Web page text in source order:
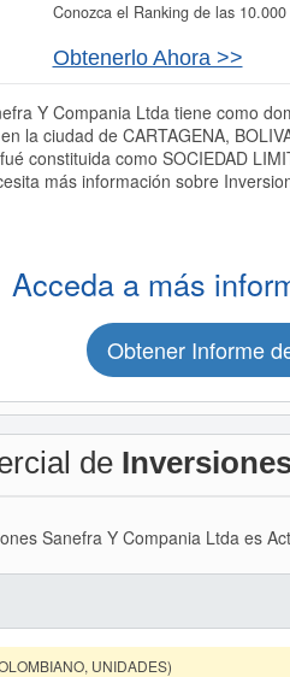
Conozca el Ranking de las
Obtenerlo Ahora >>
Y Compania Ltda tiene como
la ciudad de CARTAGENA,
constituida como SOCIEDAD
más información sobre
Acceda a más
Obtener Informe
de
Sanefra Y Compania Ltda es
UNIDADES)